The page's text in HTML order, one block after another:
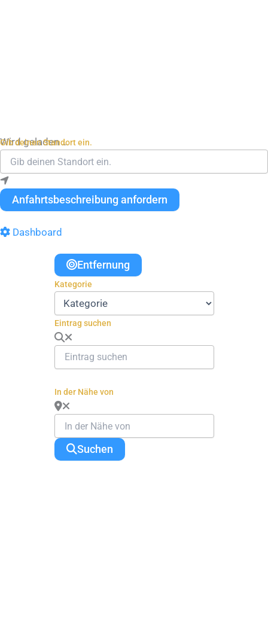
Wird geladen …
Gib deinen Standort ein.
Anfahrtsbeschreibung anfordern
Dashboard
Entfernung
Kategorie
Eintrag suchen
In der Nähe von
Suchen